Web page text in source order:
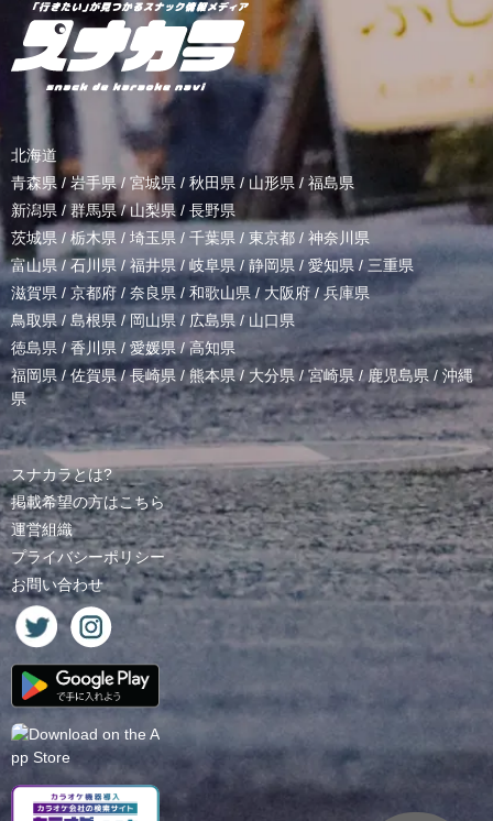
北海道
青森県 / 岩手県/ 宮城県 / 秋田県 / 山形県/ 福島県
新潟県 /群馬県/山梨県 / 長野県
茨城県 / 栃木県 / 埼玉県 / 千葉県 / 東京都 / 神奈川県
富山県 /石川県/福井県/岐阜県 / 静岡県 / 愛知県 / 三重県
滋賀県 / 京都府 / 奈良県 / 和歌山県/ 大阪府 /兵庫県
鳥取県/ 島根県 /岡山県/ 広島県 / 山口県
徳島県 /香川県 / 愛媛県/高知県
福岡県/佐賀県/長崎県 /熊本県/ 大分県/宮崎県 /鹿児島県 / 沖縄
県
スナカラとは?
掲載希望の方はこちら
運営組織
プライバシーポリシー
お問い合わせ